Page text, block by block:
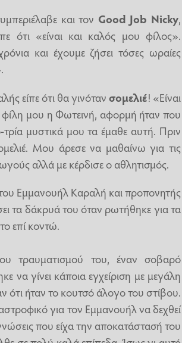
και τον Good Job Nicky,
ότι «είναι και καλός μου φίλος».
και έχουμε ζήσει τόσες ωραίες
είπε ότι θα γινότανσομελιέ! «Είναι
φίλη μου η Φωτεινή, αφορμή ήταν που
μυστικά μου τα έμαθε αυτή. Πριν
Μου άρεσε να μαθαίνω για τις
αλλά με κέρδισε ο αθλητισμός.
Εμμανουήλ Καραλή και προπονητής
τα δάκρυά του όταν ρωτήθηκε για τα
επί κοντώ.
τραυματισμού του, έναν σοβαρό
να γίνει κάποια εγχείριση με μεγάλη
ήταν το κουτσό άλογο του στίβου.
για τον Εμμανουήλ να δεχθεί
που είχα την αποκατάστασή του